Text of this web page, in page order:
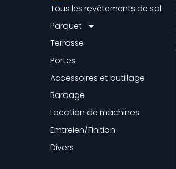
Tous les revêtements de sol
Parquet
Terrasse
Portes
Accessoires et outillage
Bardage
Location de machines
Emtreien/Finition
Divers